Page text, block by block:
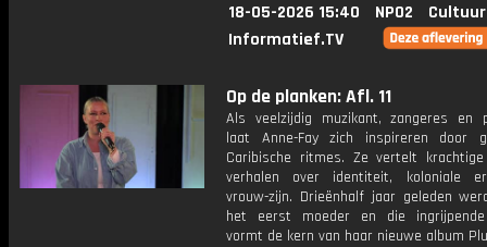
18-05-2026 15:40 NPO2
Informatief.TV
Op de planken: Afl. 11
Als veelzijdig muzikant, zangeres en
laat Anne-Fay zich inspireren door
Caribische ritmes. Ze vertelt krachtige
verhalen over identiteit, koloniale
vrouw-zijn. Drieënhalf jaar geleden
het eerst moeder en die
vormt de kern van haar nieuwe album